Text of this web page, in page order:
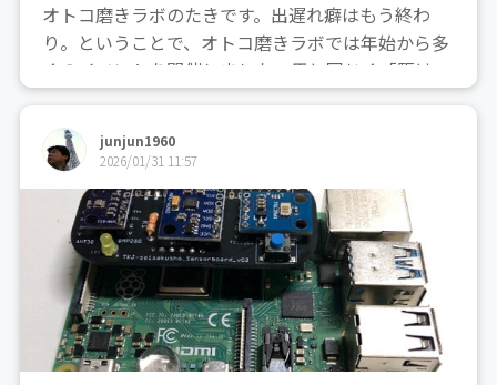
オトコ磨きラボのたきです。出遅れ癖はもう終わ
り。ということで、オトコ磨きラボでは年始から多
くのイベントを開催しました。馬と同じく「駆け上
がる」勢いで、1月も大いに盛り上がりました。そ
んな1月の活動を、ダイジェストでお届けします。
大阪遠征大阪エリアでの活動が本格的に再開したた
junjun1960
2026/01/31 11:57